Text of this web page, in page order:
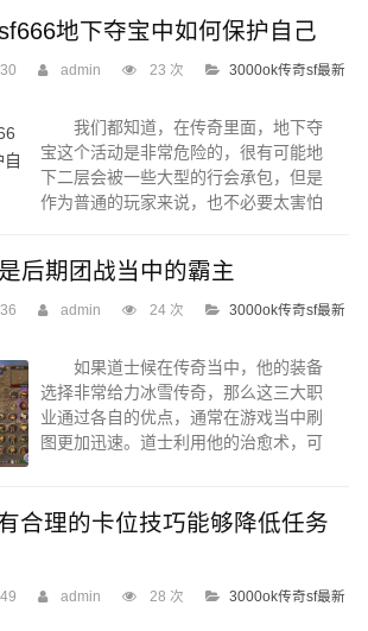
够和怪物拉开合适的位置，更好的提高
松。混沌深渊对技能伤害的要求并不
到10万左右。 因此大部分的玩家都
可以通关另外每个关卡都有小的怪物使
用，范围性技能可以快速的清理小怪之
后...
地下夺宝中如何保护自己
admin 23 次
3000ok传奇sf最新
我们都知道，在传奇里面，地下夺
宝这个活动是非常危险的，很有可能地
下二层会被一些大型的行会承包，但是
作为普通的玩家来说，也不必要太害怕
也可以在大家的围攻之下，有机会可以
抢到珍贵的物品作为奖励，如果我们所
会。 但是如果我们属于白色名字的
玩家，也就意味着我们没有行会，或者
是我们所在的行会事，没有跟其他行会
进行宣战的，实际上还是比较安全的，
后期团战当中的霸主
admin 24 次
3000ok传奇sf最新
如果道士候在传奇当中，他的装备
选择非常给力冰雪传奇，那么这三大职
业通过各自的优点，通常在游戏当中刷
图更加迅速。道士利用他的治愈术，可
劲也是逆天的输出王者。所以道士的选
图技巧，也比较给力。所以当我们去选
合理的卡位技巧能够降低任务
admin 28 次
3000ok传奇sf最新